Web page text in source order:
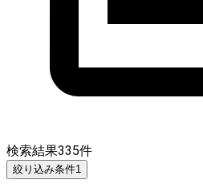
検索結果335件
絞り込み条件1